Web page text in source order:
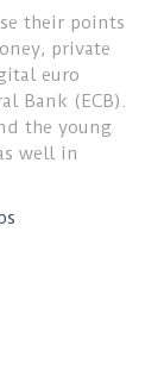
their points
private
euro
Bank (ECB).
the young
well in